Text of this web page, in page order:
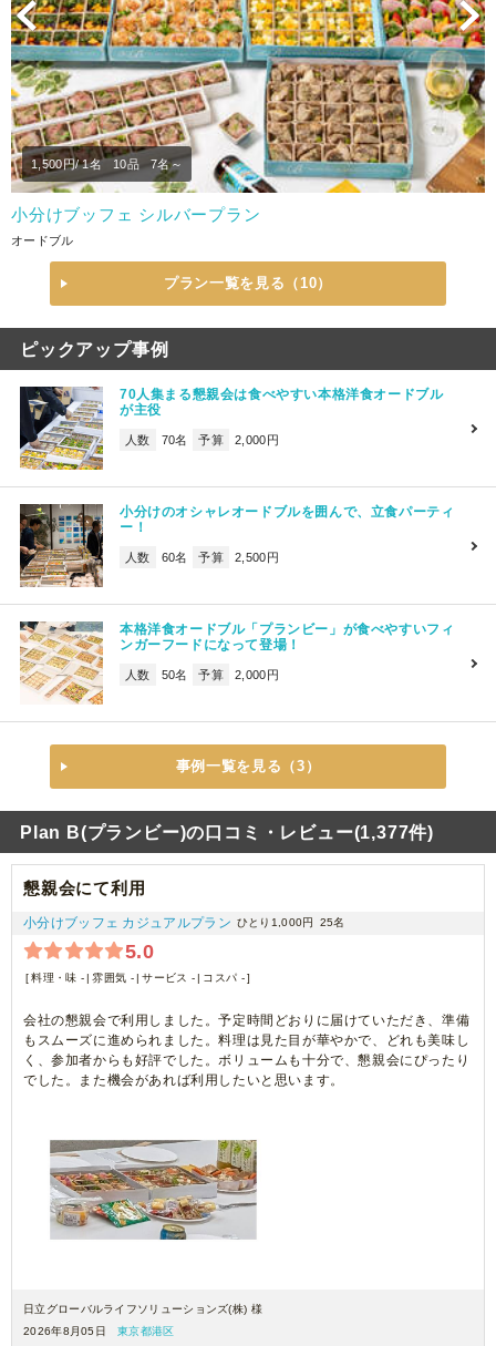
Previous
1,500 円/ 1名 10品 7名～
小分けブッフェ シルバープラン
オードブル
プラン一覧を見る（10）
ピックアップ事例
70人集まる懇親会は食べやすい本格洋食オードブル
が主役
人数 70名 予算 2,000円
小分けのオシャレオードブルを囲んで、立食パーティ
ー！
人数 60名 予算 2,500円
本格洋食オードブル「プランビー」が食べやすいフィ
ンガーフードになって登場！
人数 50名 予算 2,000円
事例一覧を見る（3）
Plan B(プランビー)の口コミ・レビュー(1,377件)
懇親会にて利用
小分けブッフェ カジュアルプラン ひとり1,000円 25名
5.0
料理・味 - 雰囲気 - サービス - コスパ -
会社の懇親会で利用しました。予定時間どおりに届けていただき、準備
もスムーズに進められました。料理は見た目が華やかで、どれも美味し
く、参加者からも好評でした。ボリュームも十分で、懇親会にぴったり
でした。また機会があれば利用したいと思います。
日立グローバルライフソリューションズ(株) 様
2026年8月05日
東京都港区